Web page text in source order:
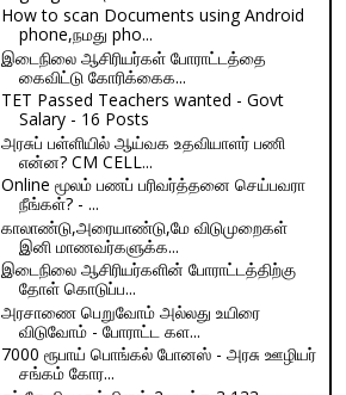
How to scan Documents using Android
phone,நமது pho...
இடைநிலை ஆசிரியர்கள் போராட்டத்தை
கைவிட்டு கோரிக்கைக...
TET Passed Teachers wanted - Govt
Salary - 16 Posts
அரசுப் பள்ளியில் ஆய்வக உதவியாளர் பணி
என்ன? CM CELL...
Online மூலம் பணப் பரிவர்த்தனை செய்பவரா
நீங்கள்? - ...
காலாண்டு,அரையாண்டு,மே விடுமுறைகள்
இனி மாணவர்களுக்க...
இடைநிலை ஆசிரியர்களின் போராட்டத்திற்கு
தோள் கொடுப்ப...
அரசாணை பெறுவோம் அல்லது உயிரை
விடுவோம் - போராட்ட கள...
7000 ரூபாய் பொங்கல் போனஸ் - அரசு ஊழியர்
சங்கம் கோர...